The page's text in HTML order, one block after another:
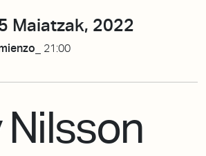
Maiatzak, 2022
21:00
Nilsson